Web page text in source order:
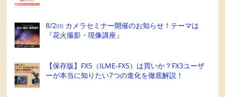
8/2㈰ カメラセミナー開催のお知らせ！テーマは
『花火撮影・現像講座』
【保存版】FX5（ILME-FX5）は買いか？FX3ユーザ
ーが本当に知りたい7つの進化を徹底解説！